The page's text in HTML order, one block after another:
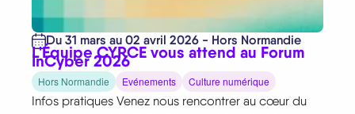
Du 31 mars au 02 avril 2026 - Hors Normandie
L'Équipe CYRCE vous attend au Forum
InCyber 2026
Hors Normandie Evénements Culture numérique
Infos pratiques Venez nous rencontrer au cœur du